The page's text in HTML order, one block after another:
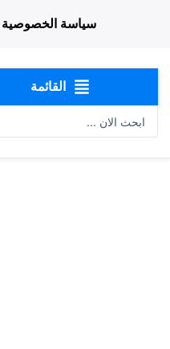
سياسة الخصوصية
القائمة